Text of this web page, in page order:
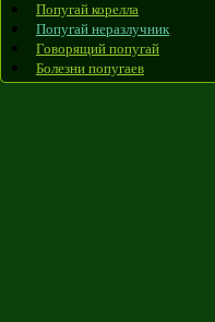
Попугай корелла
Попугай неразлучник
Говорящий попугай
Болезни попугаев